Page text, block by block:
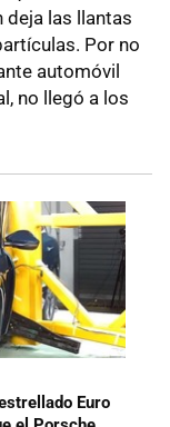
deja las llantas
Por no
automóvil
no llegó a los
Euro